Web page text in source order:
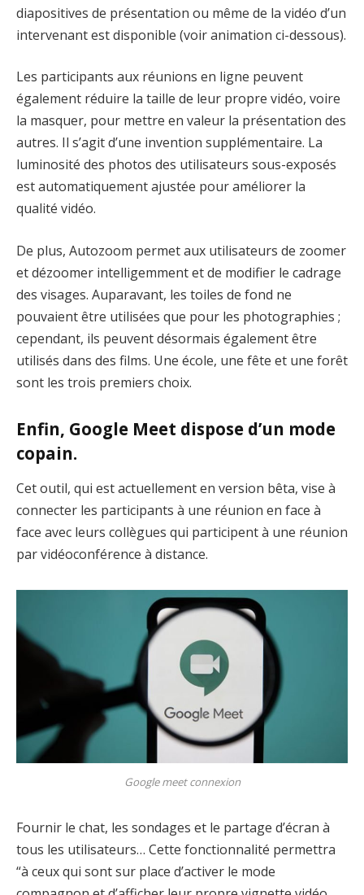
diapositives de présentation ou même de la vidéo d’un
intervenant est disponible (voir animation ci-dessous).
Les participants aux réunions en ligne peuvent
également réduire la taille de leur propre vidéo, voire
la masquer, pour mettre en valeur la présentation des
autres. Il s’agit d’une invention supplémentaire. La
luminosité des photos des utilisateurs sous-exposés
est automatiquement ajustée pour améliorer la
qualité vidéo.
De plus, Autozoom permet aux utilisateurs de zoomer
et dézoomer intelligemment et de modifier le cadrage
des visages. Auparavant, les toiles de fond ne
pouvaient être utilisées que pour les photographies ;
cependant, ils peuvent désormais également être
utilisés dans des films. Une école, une fête et une forêt
sont les trois premiers choix.
Enfin, Google Meet dispose d’un mode
copain.
Cet outil, qui est actuellement en version bêta, vise à
connecter les participants à une réunion en face à
face avec leurs collègues qui participent à une réunion
par vidéoconférence à distance.
Google meet connexion
Fournir le chat, les sondages et le partage d’écran à
tous les utilisateurs… Cette fonctionnalité permettra
“à ceux qui sont sur place d’activer le mode